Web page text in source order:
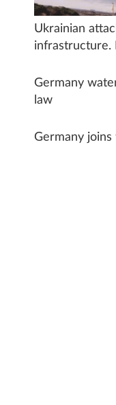
Ukrainian
infrastructure.
Germany
law
Germany